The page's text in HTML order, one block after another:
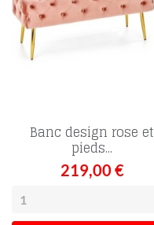
Banc design rose et
pieds...
219,00 €